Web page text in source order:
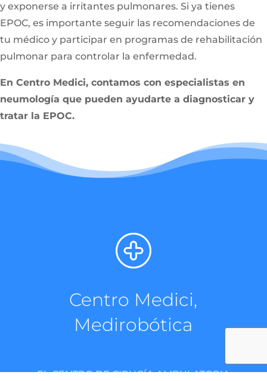
y exponerse a irritantes pulmonares. Si ya tienes
EPOC, es importante seguir las recomendaciones de
tu médico y participar en programas de rehabilitación
pulmonar para controlar la enfermedad.
En Centro Medici, contamos con especialistas en
neumología que pueden ayudarte a diagnosticar y
tratar la EPOC.
Centro Medici,
Medirobótica
EL CENTRO DE CIRUGÍA AMBULATORIA